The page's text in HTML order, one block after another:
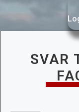
SVAR